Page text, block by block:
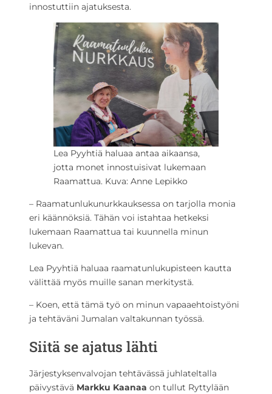
innostuttiin ajatuksesta.
Lea Pyyhtiä haluaa antaa aikaansa,
jotta monet innostuisivat lukemaan
Raamattua. Kuva: Anne Lepikko
– Raamatunlukunurkkauksessa on tarjolla monia
eri käännöksiä. Tähän voi istahtaa hetkeksi
lukemaan Raamattua tai kuunnella minun
lukevan.
Lea Pyyhtiä haluaa raamatunlukupisteen kautta
välittää myös muille sanan merkitystä.
– Koen, että tämä työ on minun vapaaehtoistyöni
ja tehtäväni Jumalan valtakunnan työssä.
Siitä se ajatus lähti
Järjestyksenvalvojan tehtävässä juhlateltalla
päivystävä Markku Kaanaa on tullut Ryttylään